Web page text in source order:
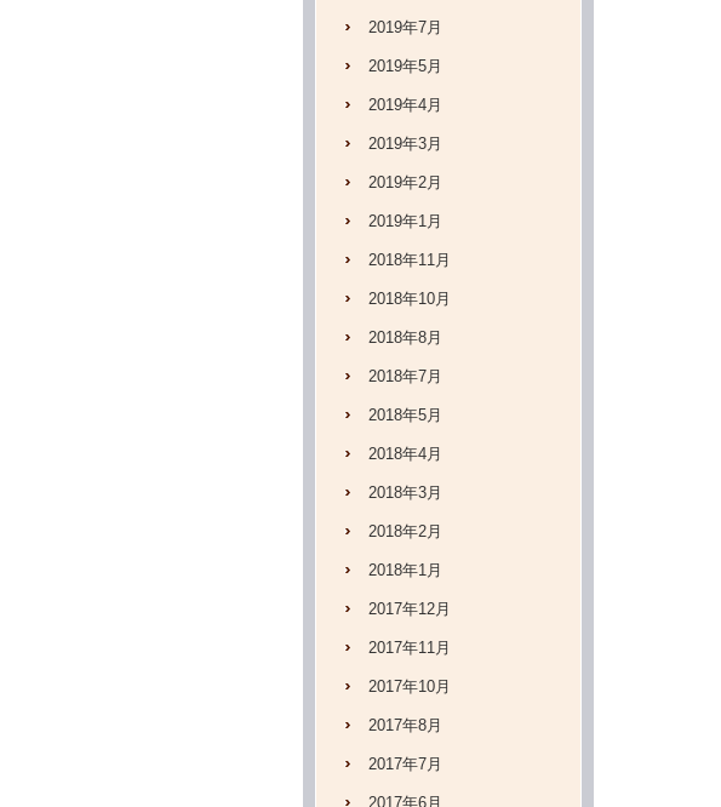
2019年7月
2019年5月
2019年4月
2019年3月
2019年2月
2019年1月
2018年11月
2018年10月
2018年8月
2018年7月
2018年5月
2018年4月
2018年3月
2018年2月
2018年1月
2017年12月
2017年11月
2017年10月
2017年8月
2017年7月
2017年6月